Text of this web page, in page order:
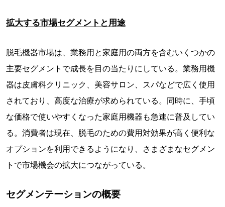
拡大する市場セグメントと用途
脱毛機器市場は、業務用と家庭用の両方を含むいくつかの
主要セグメントで成長を目の当たりにしている。業務用機
器は皮膚科クリニック、美容サロン、スパなどで広く使用
されており、高度な治療が求められている。同時に、手頃
な価格で使いやすくなった家庭用機器も急速に普及してい
る。消費者は現在、脱毛のための費用対効果が高く便利な
オプションを利用できるようになり、さまざまなセグメン
トで市場機会の拡大につながっている。
セグメンテーションの概要